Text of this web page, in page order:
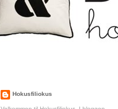
Hokusfiliokus